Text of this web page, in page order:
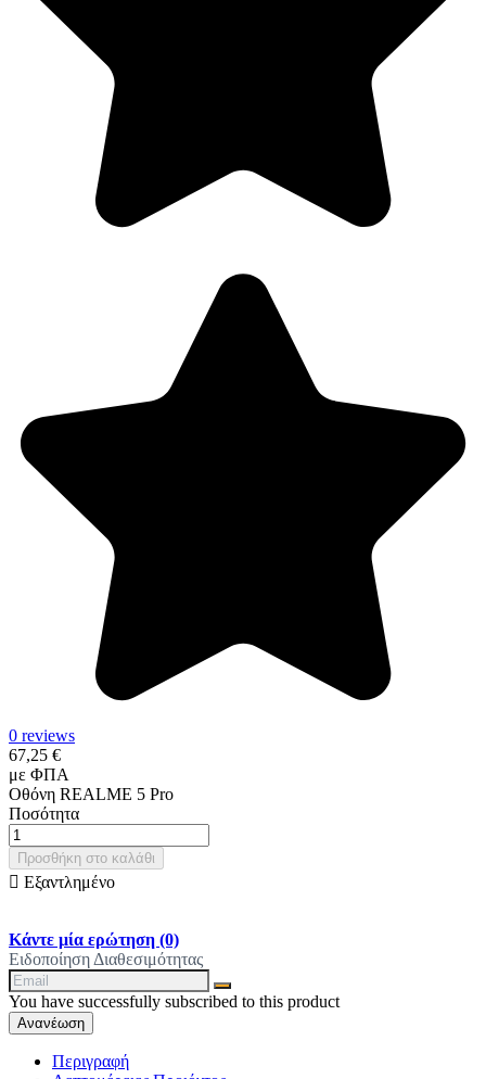
0 reviews
67,25 €
με ΦΠΑ
Οθόνη REALME 5 Pro
Ποσότητα
Προσθήκη στο καλάθι
 Εξαντλημένο
Κάντε μία ερώτηση (0)
Ειδοποίηση Διαθεσιμότητας
You have successfully subscribed to this product
Περιγραφή